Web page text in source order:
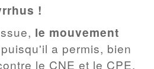
!
le mouvement
puisqu'il a permis, bien
le CNE et le CPE,